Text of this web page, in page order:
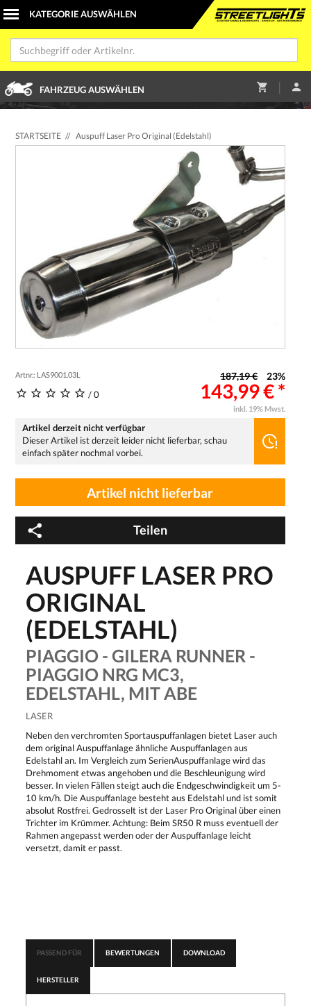
FAHRZEUG AUSWÄHLEN |
STARTSEITE // Auspuff Laser Pro Original (Edelstahl)
Artnr.: LAS9001.03L 187,19 € 23%
/ 0 143,99 € *
inkl. 19% Mwst.
Artikel derzeit nicht verfügbar
Dieser Artikel ist derzeit leider nicht lieferbar, schau
einfach später nochmal vorbei.
Artikel nicht lieferbar
Teilen
AUSPUFF LASER PRO
ORIGINAL
(EDELSTAHL)
PIAGGIO - GILERA RUNNER -
PIAGGIO NRG MC3,
EDELSTAHL, MIT ABE
LASER
Neben den verchromten Sportauspuffanlagen bietet Laser auch
dem original Auspuffanlage ähnliche Auspuffanlagen aus
Edelstahl an. Im Vergleich zum SerienAuspuffanlage wird das
Drehmoment etwas angehoben und die Beschleunigung wird
besser. In vielen Fällen steigt auch die Endgeschwindigkeit um 5-
10 km/h. Die Auspuffanlage besteht aus Edelstahl und ist somit
absolut Rostfrei. Gedrosselt ist der Laser Pro Original über einen
Trichter im Krümmer. Achtung: Beim SR50 R muss eventuell der
Rahmen angepasst werden oder der Auspuffanlage leicht
versetzt, damit er passt.
PASSEND FÜR BEWERTUNGEN DOWNLOAD
HERSTELLER